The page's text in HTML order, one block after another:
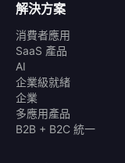
解決方案
消費者應用
SaaS 產品
AI
企業級就緒
企業
多應用產品
B2B + B2C 統一